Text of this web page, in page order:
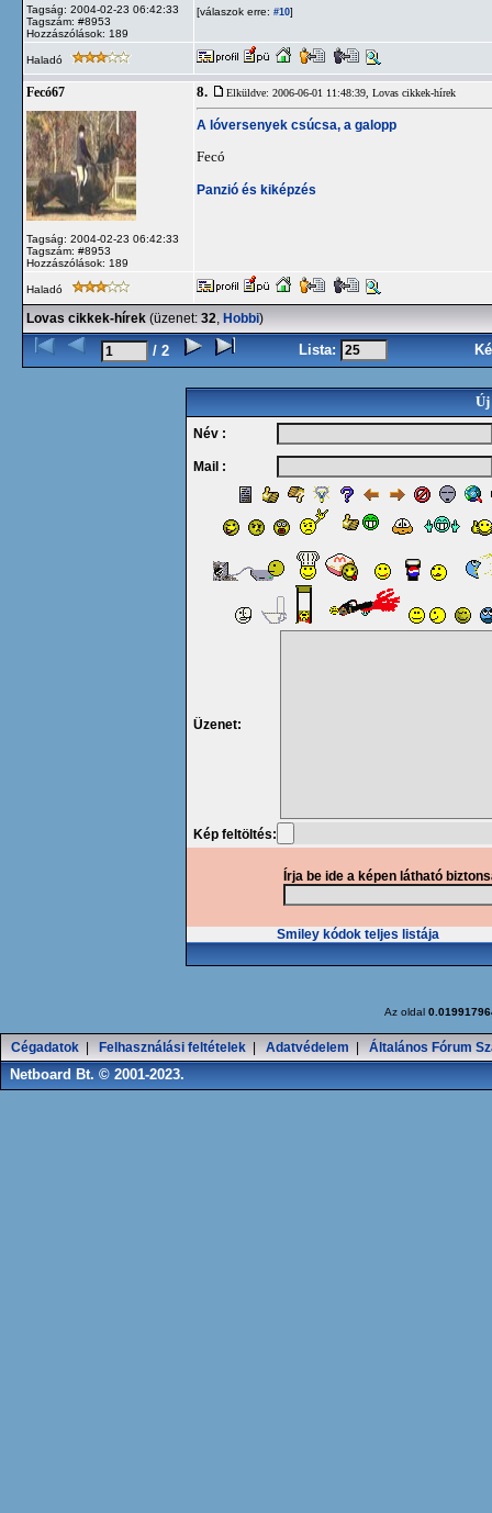
Tagság: 2004-02-23 06:42:33
Tagszám: #8953
Hozzászólások: 189
[válaszok erre: #10]
Haladó
Fecó67
Tagság: 2004-02-23 06:42:33
Tagszám: #8953
Hozzászólások: 189
8. Elküldve: 2006-06-01 11:48:39, Lovas cikkek-hírek
A lóversenyek csúcsa, a galopp
Fecó
Panzió és kiképzés
Haladó
Lovas cikkek-hírek (üzenet: 32, Hobbi)
/ 2 Lista:
Új
Név :
Mail :
Üzenet:
Kép feltöltés:
Írja be ide a képen látható
Smiley kódok teljes listája
Az oldal
Cégadatok Felhasználási feltételek Adatvédelem Általános Fórum
Netboard Bt. © 2001-2023.